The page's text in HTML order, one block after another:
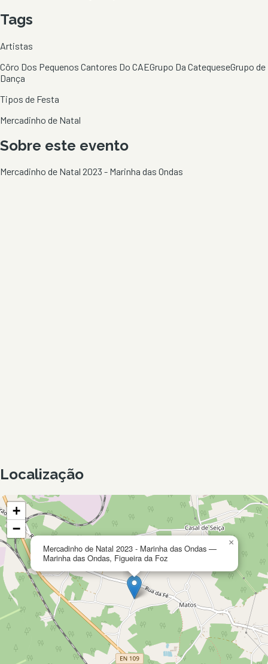
Tags
Artistas
Côro Dos Pequenos Cantores Do CAEGrupo Da CatequeseGrupo de
Dança
Tipos de Festa
Mercadinho de Natal
Sobre este evento
Mercadinho de Natal 2023 - Marinha das Ondas
Localização
Mercadinho de Natal 2023 - Marinha das Ondas —
Marinha das Ondas, Figueira da Foz
×
+
−